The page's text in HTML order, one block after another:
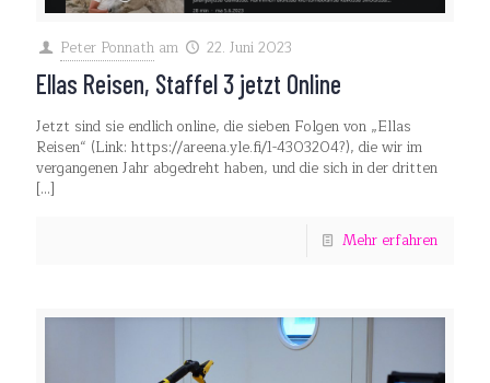
Peter Ponnath am 22. Juni 2023
Ellas Reisen, Staffel 3 jetzt Online
Jetzt sind sie endlich online, die sieben Folgen von „Ellas
Reisen“ (Link: https://areena.yle.fi/1-4303204?), die wir im
vergangenen Jahr abgedreht haben, und die sich in der dritten
[…]
Mehr erfahren